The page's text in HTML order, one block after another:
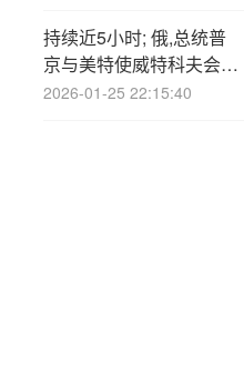
持续近5小时; 俄,总统普
京与美特使威特科夫会谈
结束
2026-01-25 22:15:40